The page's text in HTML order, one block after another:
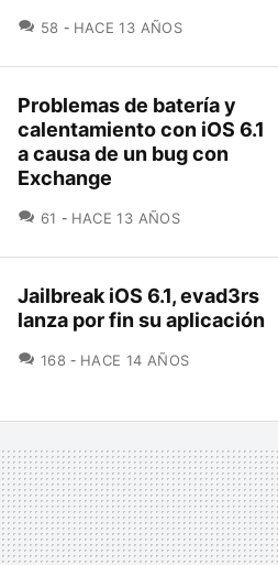
58 COMENTARIOS
HACE 13 AÑOS
Problemas de batería y
calentamiento con iOS 6.1
a causa de un bug con
Exchange
61 COMENTARIOS
HACE 13 AÑOS
Jailbreak iOS 6.1, evad3rs
lanza por fin su aplicación
168 COMENTARIOS
HACE 14 AÑOS